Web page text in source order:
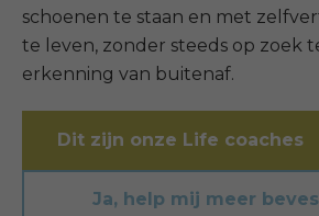
schoenen te staan en met
te leven, zonder steeds op zoek
erkenning van buitenaf.
Dit zijn onze Life coaches
Ja, help mij meer